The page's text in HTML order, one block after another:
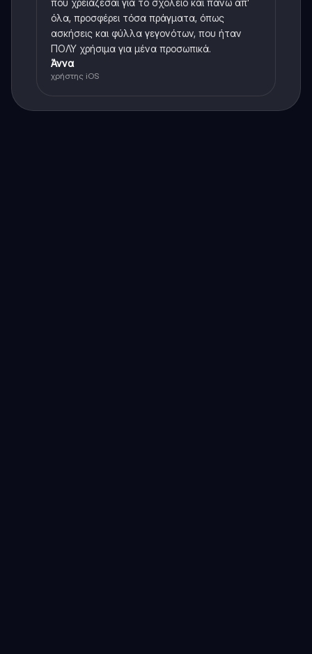
όλα, προσφέρει τόσα πράγματα, όπως
ασκήσεις και φύλλα γεγονότων, που ήταν
ΠΟΛΥ χρήσιμα για μένα προσωπικά.
Άννα
χρήστης iOS